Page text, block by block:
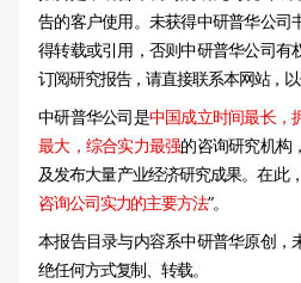
告的客户使用。未获得中研普华公司
得转载或引用，否则中研普华公司有
订阅研究报告，请直接联系本网站，
中研普华公司是中国成立时间最长，
最大，综合实力最强的咨询研究机构
及发布大量产业经济研究成果。在此
咨询公司实力的主要方法”。
本报告目录与内容系中研普华原创，
绝任何方式复制、转载。